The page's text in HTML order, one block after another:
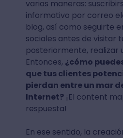
varias maneras:
informativo por correo
blog, así como seguirte
sociales antes de visitar
posteriormente, realizar
Entonces, ¿cómo
que tus clientes
pierdan entre un mar
Internet?¡El content
respuesta!
En ese sentido, la